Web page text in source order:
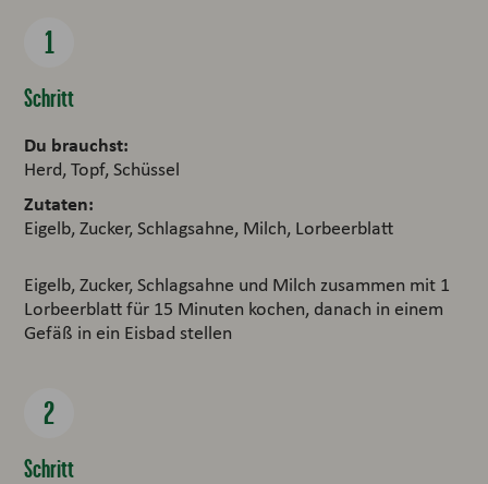
Schritt
Du brauchst:
Herd, Topf, Schüssel
Zutaten:
Eigelb, Zucker, Schlagsahne, Milch, Lorbeerblatt
Eigelb, Zucker, Schlagsahne und Milch zusammen mit 1
Lorbeerblatt für 15 Minuten kochen, danach in einem
Gefäß in ein Eisbad stellen
Schritt